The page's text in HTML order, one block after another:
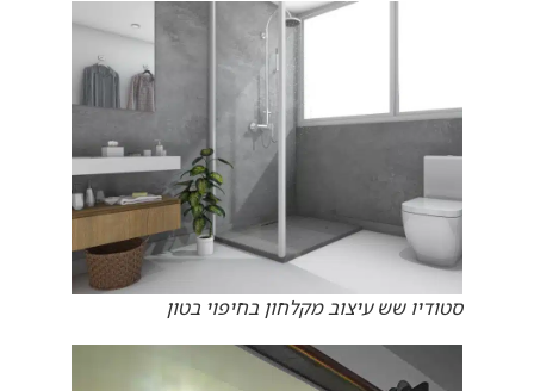
סטודיו שש עיצוב מקלחון בחיפוי בטון